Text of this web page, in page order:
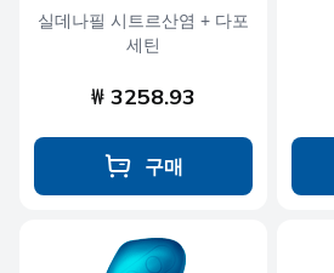
실데나필 시트르산염 + 다포
세틴
₩ 3258.93
구매